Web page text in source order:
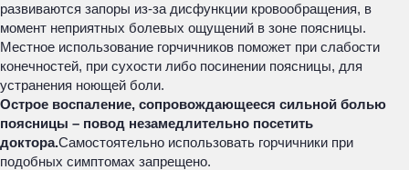
развиваются запоры из-за дисфункции кровообращения, в
момент неприятных болевых ощущений в зоне поясницы.
Местное использование горчичников поможет при слабости
конечностей, при сухости либо посинении поясницы, для
устранения ноющей боли.
Острое воспаление, сопровождающееся сильной болью
поясницы – повод незамедлительно посетить
доктора.Самостоятельно использовать горчичники при
подобных симптомах запрещено.